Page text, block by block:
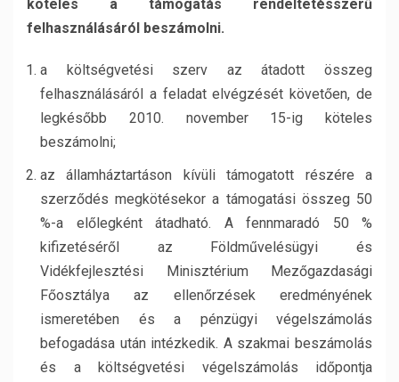
köteles a támogatás rendeltetésszerű
felhasználásáról beszámolni.
a költségvetési szerv az átadott összeg
felhasználásáról a feladat elvégzését követően, de
legkésőbb 2010. november 15-ig köteles
beszámolni;
az államháztartáson kívüli támogatott részére a
szerződés megkötésekor a támogatási összeg 50
%-a előlegként átadható. A fennmaradó 50 %
kifizetéséről az Földművelésügyi és
Vidékfejlesztési Minisztérium Mezőgazdasági
Főosztálya az ellenőrzések eredményének
ismeretében és a pénzügyi végelszámolás
befogadása után intézkedik. A szakmai beszámolás
és a költségvetési végelszámolás időpontja